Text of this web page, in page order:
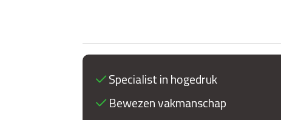
Specialist in hogedruk
Bewezen vakmanschap